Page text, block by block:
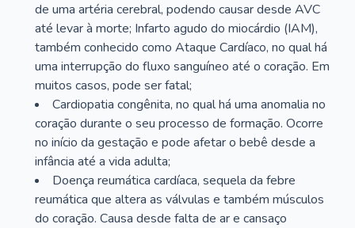
de uma artéria cerebral, podendo causar desde AVC
até levar à morte; Infarto agudo do miocárdio (IAM),
também conhecido como Ataque Cardíaco, no qual há
uma interrupção do fluxo sanguíneo até o coração. Em
muitos casos, pode ser fatal;
Cardiopatia congênita, no qual há uma anomalia no
coração durante o seu processo de formação. Ocorre
no início da gestação e pode afetar o bebê desde a
infância até a vida adulta;
Doença reumática cardíaca, sequela da febre
reumática que altera as válvulas e também músculos
do coração. Causa desde falta de ar e cansaço